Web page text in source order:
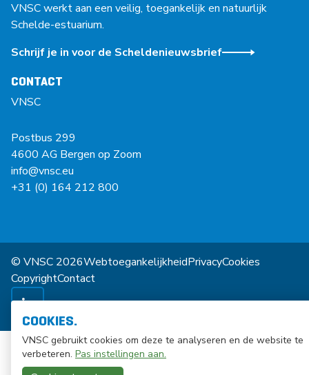
VNSC werkt aan een veilig, toegankelijk en natuurlijk
Schelde-estuarium.
Schrijf je in voor de Scheldenieuwsbrief
CONTACT
VNSC
Postbus 299
4600 AG Bergen op Zoom
info@vnsc.eu
+31 (0) 164 212 800
© VNSC 2026WebtoegankelijkheidPrivacyCookies
CopyrightContact
COOKIES.
VNSC gebruikt cookies om deze te analyseren en de website te
verbeteren. Pas instellingen aan.